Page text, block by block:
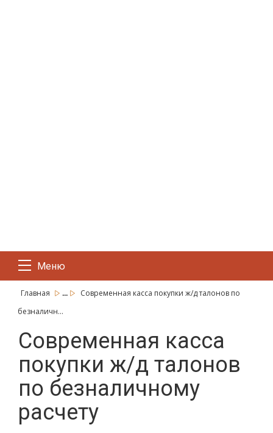
Меню
Главная ...
Современная касса покупки ж/д талонов по
безналичн...
Современная касса
покупки ж/д талонов
по безналичному
расчету